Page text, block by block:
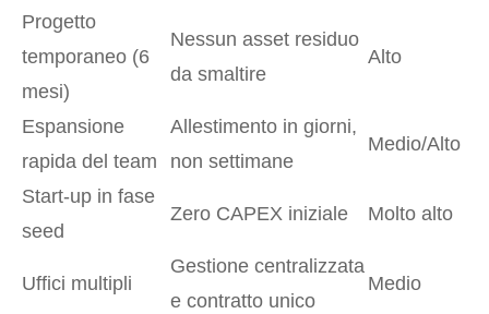
Progetto
temporaneo (6
mesi)
Nessun asset residuo
da smaltire
Alto
Espansione
rapida del team
Allestimento in giorni,
non settimane
Medio/Alto
Start-up in fase
seed
Zero CAPEX iniziale Molto alto
Uffici multipli
Gestione centralizzata
e contratto unico
Medio